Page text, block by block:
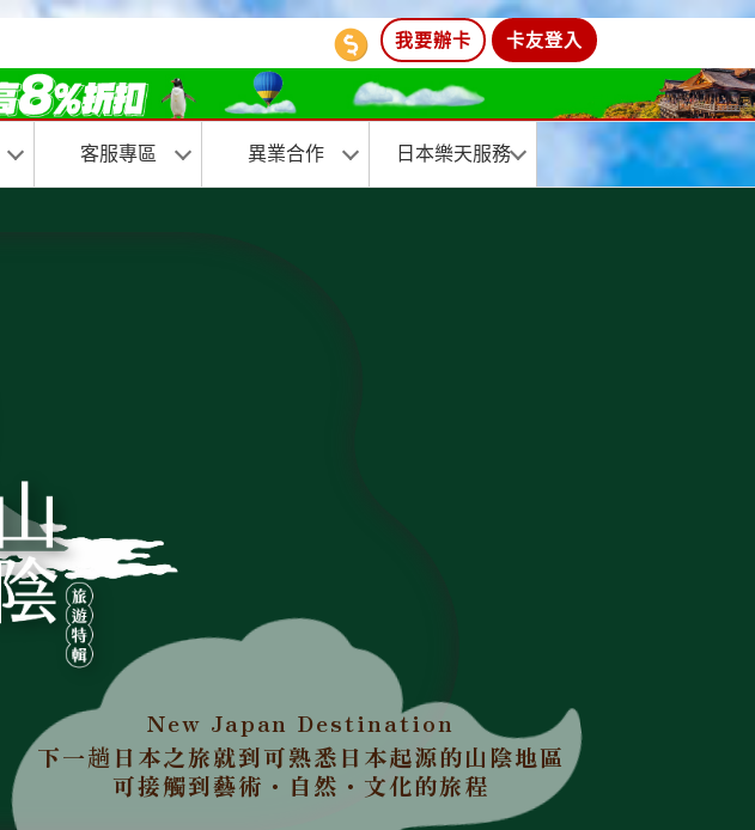
卡友登入
我要辦卡
客服專區 異業合作 日本樂天服務
New Japan Destination
下一趟日本之旅就到可熟悉日本起源的山陰地區
可接觸到藝術・自然・文化的旅程